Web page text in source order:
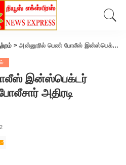
>அன்னூரில் பெண் போலீஸ் இன்ஸ்பெக்டர் வீட்டில் லஞ்ச ஒழிப்பு போலீசார் அதிரடி சோதனை.!!
இன்ஸ்பெக்டர்
அதிரடி